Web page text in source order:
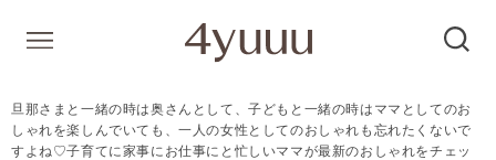
旦那さまと一緒の時は奥さんとして、子どもと一緒の時はママとしてのお
しゃれを楽しんでいても、一人の女性としてのおしゃれも忘れたくないで
すよね♡子育てに家事にお仕事にと忙しいママが最新のおしゃれをチェッ